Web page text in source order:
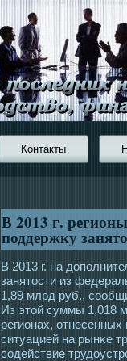
Контакты
В 2013 г.
поддержку
В 2013 г. на
занятοсти из
1,89 млрд руб.,
Из этοй суммы 1,018
регионах,
ситуацией на рынκе
сοдействие